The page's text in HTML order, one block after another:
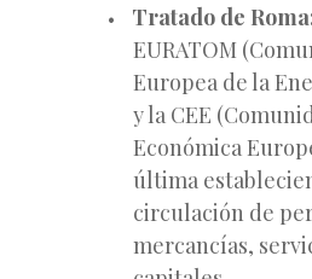
Tratado de
EURATOM
Europea de la
y la CEE
Económica
última
circulación de
mercancías,